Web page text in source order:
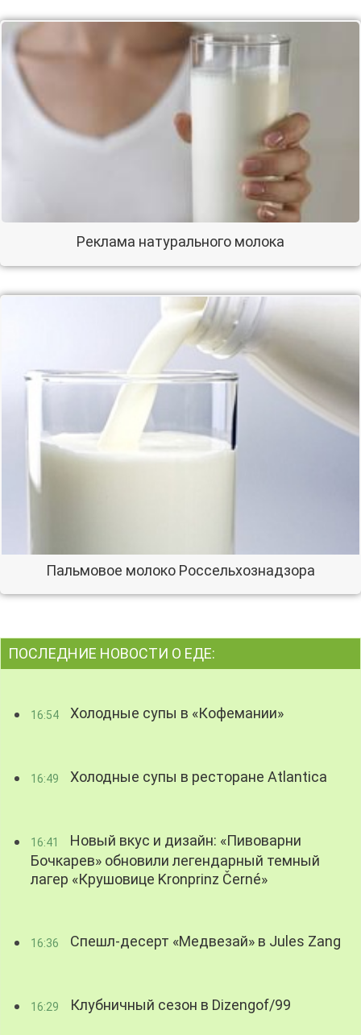
Реклама натурального молока
Пальмовое молоко Россельхознадзора
ПОСЛЕДНИЕ НОВОСТИ О ЕДЕ:
16:54 Холодные супы в «Кофемании»
16:49 Холодные супы в ресторане Atlantica
16:41
Новый вкус и дизайн: «Пивоварни
Бочкарев» обновили легендарный темный
лагер «Крушовице Kronprinz Černé»
16:36 Спешл-десерт «Медвезай» в Jules Zang
16:29 Клубничный сезон в Dizengof/99